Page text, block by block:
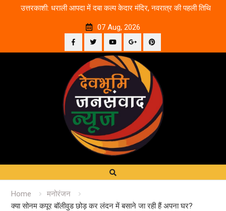
उत्तरकाशी: धराली आपदा में दबा कल्प केदार मंदिर, नवरात्र की पहली तिथि
07 Aug, 2026
Facebook
TwitterYouTubePlus
Google
Home
मनोरंजन
क्या सोनम कपूर बॉलीवुड छोड़ कर लंदन में बसाने जा रही हैं अपना घर?